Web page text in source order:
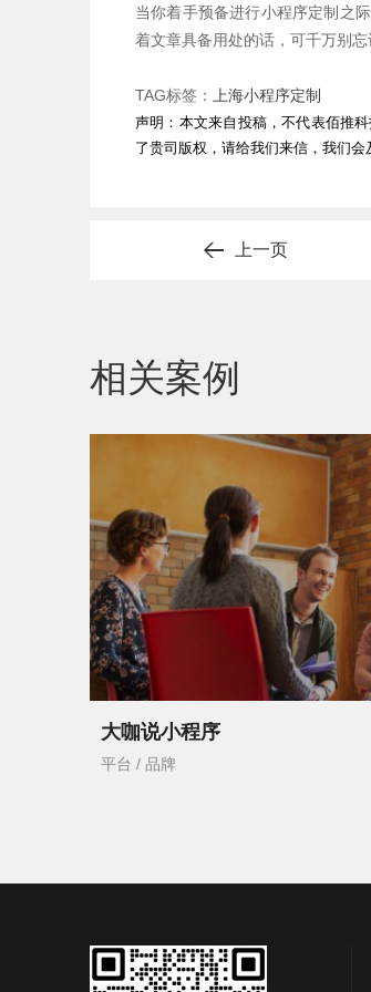
当你着手预备进行小程序定制之
着文章具备用处的话，可千万别
TAG标签：上海小程序定制
声明：本文来自投稿，不代表佰推
了贵司版权，请给我们来信，我们会
上一页
相关案例
大咖说小程序
平台 / 品牌